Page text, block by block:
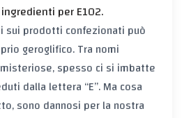
per E102.
sui prodotti confezionati può
geroglifico. Tra nomi
spesso ci si imbatte
dalla lettera “E”. Ma cosa
sono dannosi per la nostra